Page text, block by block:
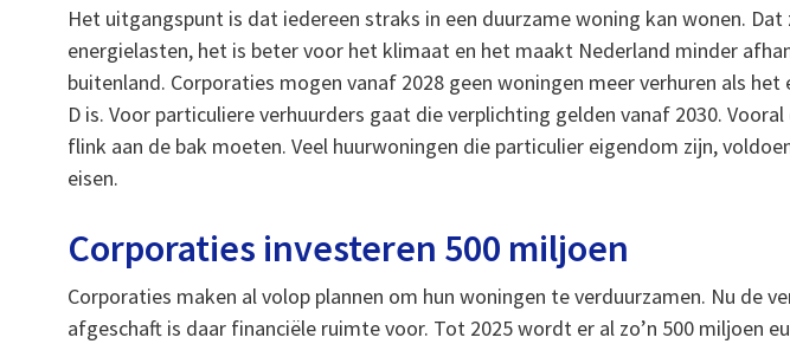
Het uitgangspunt is dat iedereen straks in een duurzame woning kan wonen.
energielasten, het is beter voor het klimaat en het maakt Nederland minder
buitenland. Corporaties mogen vanaf 2028 geen woningen meer verhuren als
D is. Voor particuliere verhuurders gaat die verplichting gelden vanaf 2030.
flink aan de bak moeten. Veel huurwoningen die particulier eigendom zijn,
eisen.
Corporaties investeren 500 miljoen
Corporaties maken al volop plannen om hun woningen te verduurzamen. Nu de
afgeschaft is daar financiële ruimte voor. Tot 2025 wordt er al zo’n 500 miljoen